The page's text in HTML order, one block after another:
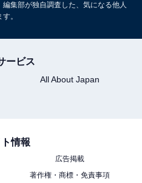
（要予約）
集部が独自調査した、気になる他人
。
ービス
All About Japan
情報
広告掲載
著作権・商標・免責事項